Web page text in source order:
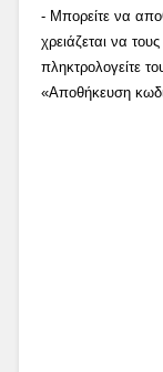
- Μπορείτε να
χρειάζεται να
πληκτρολογείτε
«Αποθήκευση